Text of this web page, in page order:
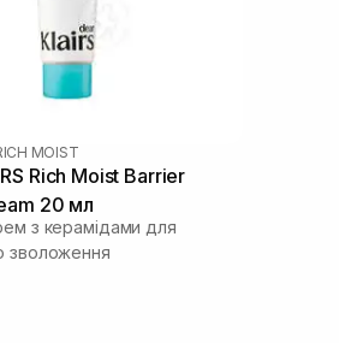
MOIST
Rich Moist Barrier
20 мл
з керамідами для
зволоження